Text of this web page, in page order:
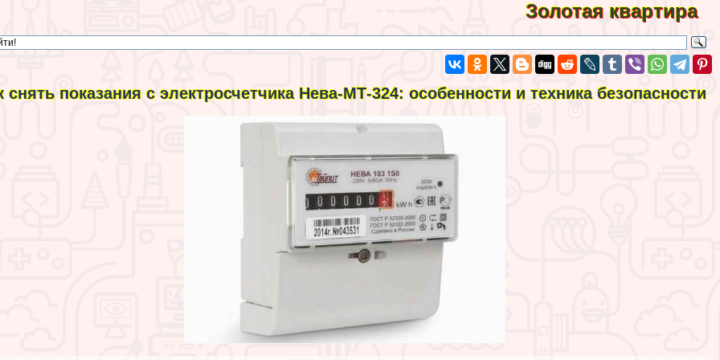
Золотая квартира
снять показания с электросчетчика Нева-МТ-324: особенности и техника безопасности